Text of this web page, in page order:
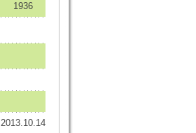
1936
2013.10.14